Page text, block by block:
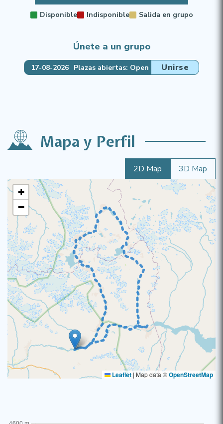
Disponible Indisponible Salida en grupo
Únete a un grupo
17-08-2026 Plazas abiertas: Open Unirse
Mapa y Perfil
2D Map 3D Map
+
−
Leaflet | Map data ©OpenStreetMap